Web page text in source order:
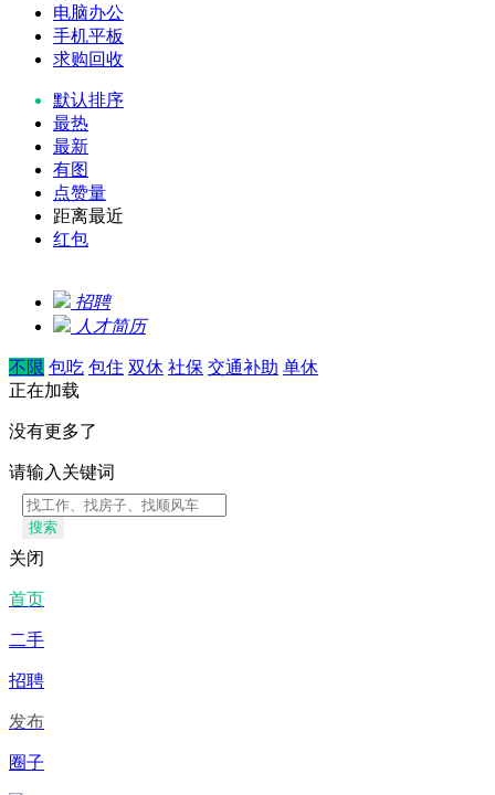
电脑办公
手机平板
求购回收
默认排序
最热
最新
有图
点赞量
距离最近
红包
招聘
人才简历
不限 包吃 包住 双休 社保 交通补助 单休
正在加载
没有更多了
请输入关键词
搜索
关闭
首页
二手
招聘
发布
圈子